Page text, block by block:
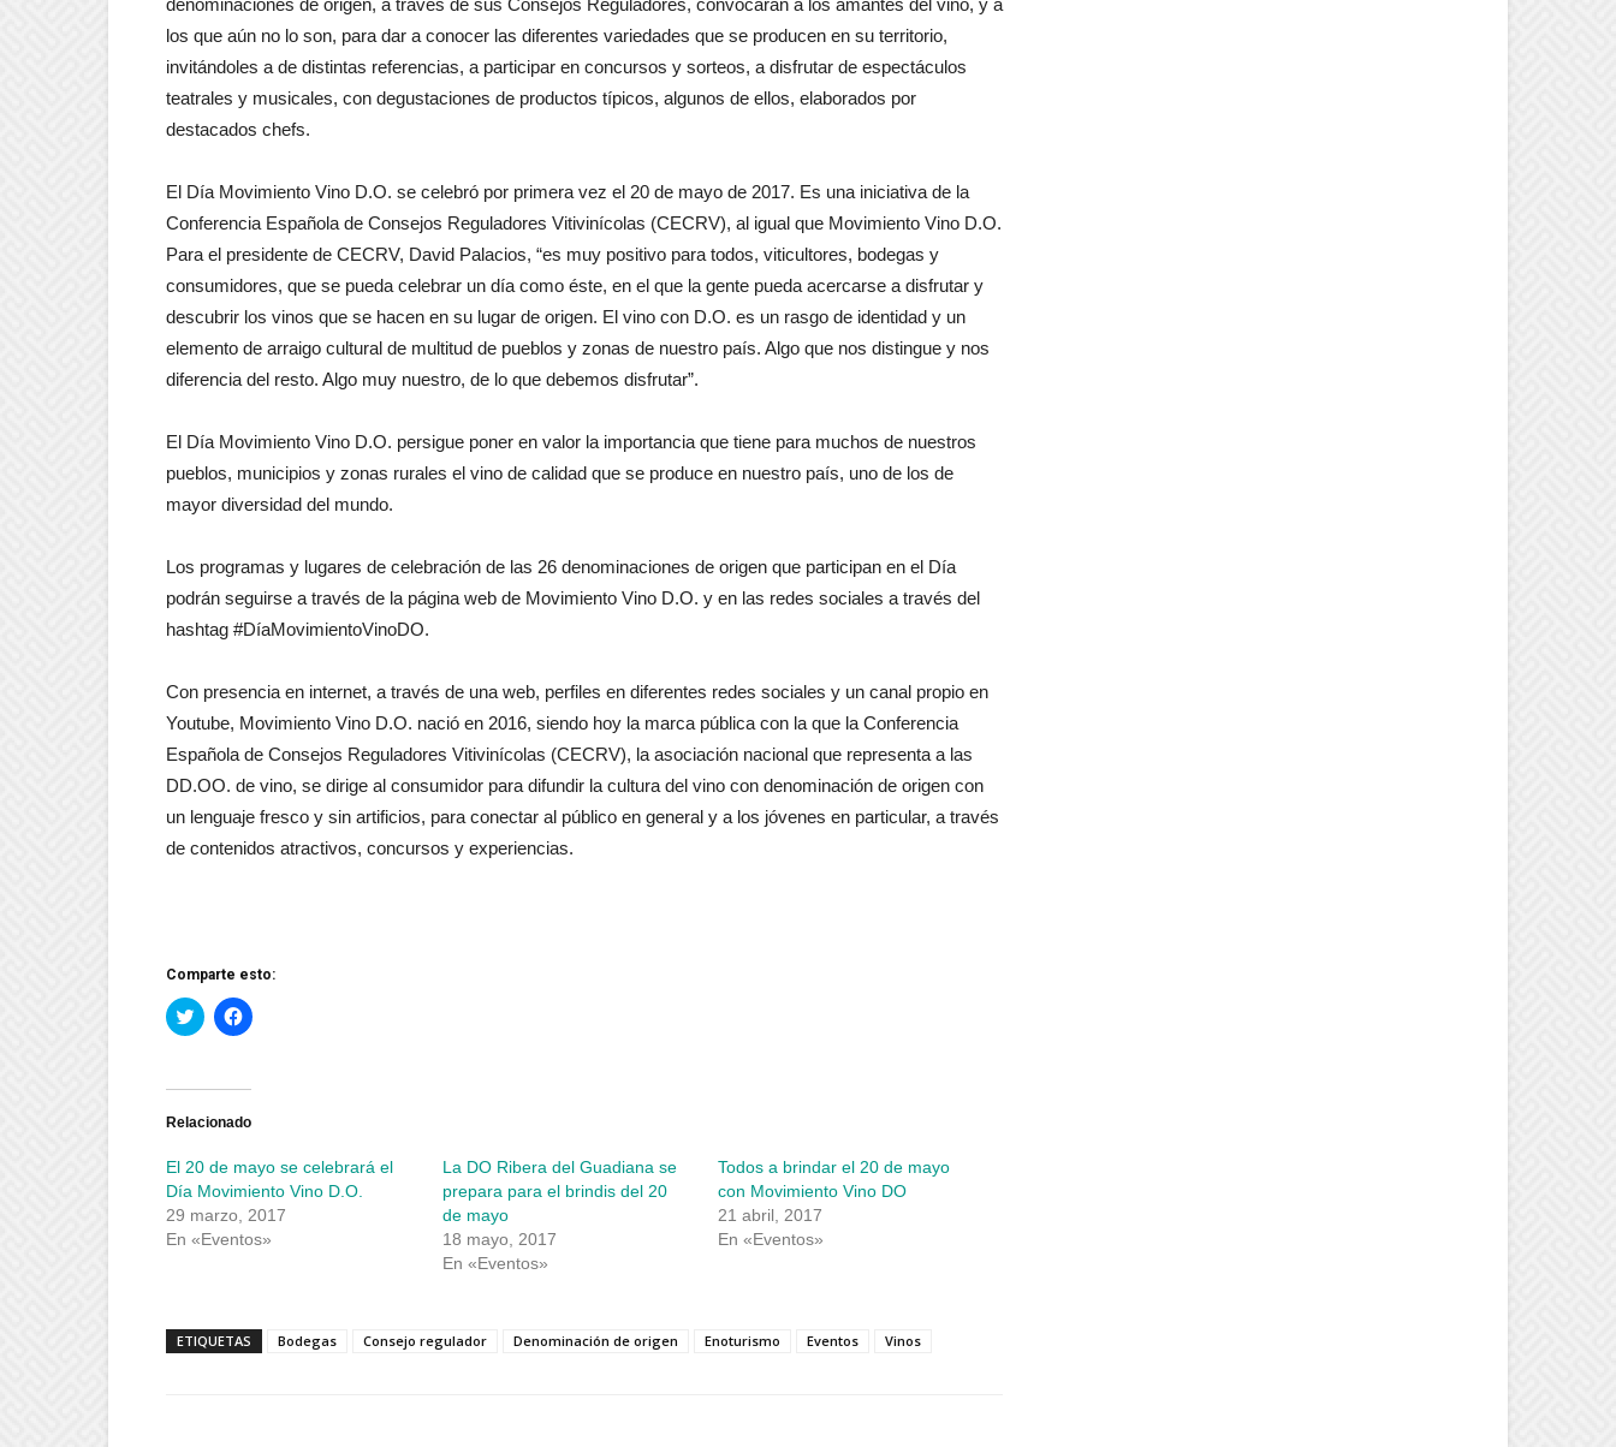
denominaciones de origen, a través de sus Consejos Reguladores, convocarán a los amantes del vino, y a
los que aún no lo son, para dar a conocer las diferentes variedades que se producen en su territorio,
invitándoles a de distintas referencias, a participar en concursos y sorteos, a disfrutar de espectáculos
teatrales y musicales, con degustaciones de productos típicos, algunos de ellos, elaborados por
destacados chefs.
El Día Movimiento Vino D.O. se celebró por primera vez el 20 de mayo de 2017. Es una iniciativa de la
Conferencia Española de Consejos Reguladores Vitivinícolas (CECRV), al igual que Movimiento Vino D.O.
Para el presidente de CECRV, David Palacios, “es muy positivo para todos, viticultores, bodegas y
consumidores, que se pueda celebrar un día como éste, en el que la gente pueda acercarse a disfrutar y
descubrir los vinos que se hacen en su lugar de origen. El vino con D.O. es un rasgo de identidad y un
elemento de arraigo cultural de multitud de pueblos y zonas de nuestro país. Algo que nos distingue y nos
diferencia del resto. Algo muy nuestro, de lo que debemos disfrutar”.
El Día Movimiento Vino D.O. persigue poner en valor la importancia que tiene para muchos de nuestros
pueblos, municipios y zonas rurales el vino de calidad que se produce en nuestro país, uno de los de
mayor diversidad del mundo.
Los programas y lugares de celebración de las 26 denominaciones de origen que participan en el Día
podrán seguirse a través de la página web de Movimiento Vino D.O. y en las redes sociales a través del
hashtag #DíaMovimientoVinoDO.
Con presencia en internet, a través de una web, perfiles en diferentes redes sociales y un canal propio en
Youtube, Movimiento Vino D.O. nació en 2016, siendo hoy la marca pública con la que la Conferencia
Española de Consejos Reguladores Vitivinícolas (CECRV), la asociación nacional que representa a las
DD.OO. de vino, se dirige al consumidor para difundir la cultura del vino con denominación de origen con
un lenguaje fresco y sin artificios, para conectar al público en general y a los jóvenes en particular, a través
de contenidos atractivos, concursos y experiencias.
Comparte esto:
Haz
clic
Twitter
abre
ventana
nueva)
Haz
clic
Facebook
abre
ventana
nueva)
Relacionado
El 20 de mayo se celebrará el
Día Movimiento Vino D.O.
29 marzo, 2017
En «Eventos»
La DO Ribera del Guadiana se
prepara para el brindis del 20
de mayo
18 mayo, 2017
En «Eventos»
Todos a brindar el 20 de mayo
con Movimiento Vino DO
21 abril, 2017
En «Eventos»
ETIQUETAS Bodegas Consejo regulador Denominación de origen Enoturismo Eventos Vinos